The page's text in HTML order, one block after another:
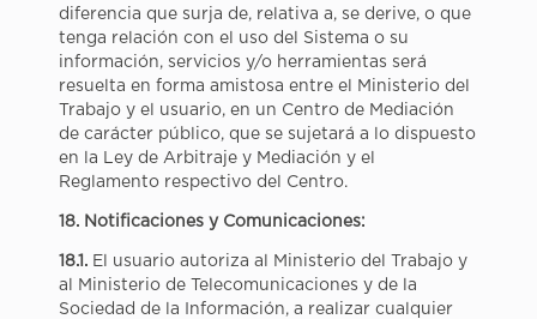
diferencia que surja de, relativa a, se derive, o que
tenga relación con el uso del Sistema o su
información, servicios y/o herramientas será
resuelta en forma amistosa entre el Ministerio del
Trabajo y el usuario, en un Centro de Mediación
de carácter público, que se sujetará a lo dispuesto
en la Ley de Arbitraje y Mediación y el
Reglamento respectivo del Centro.
18. Notificaciones y Comunicaciones:
18.1.El usuario autoriza al Ministerio del Trabajo y
al Ministerio de Telecomunicaciones y de la
Sociedad de la Información, a realizar cualquier